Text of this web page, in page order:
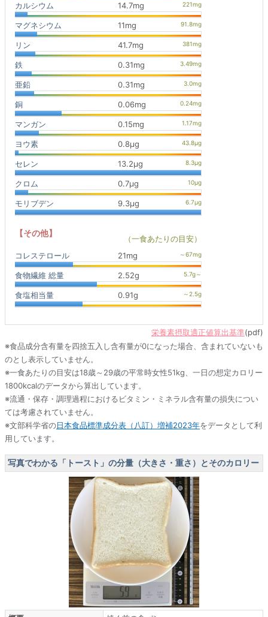
カルシウム 14.7mg
マグネシウム 11mg
リン 41.7mg
鉄 0.31mg
亜鉛 0.31mg
銅 0.06mg
マンガン 0.15mg
ヨウ素 0.8μg
セレン 13.2μg
クロム 0.7μg
モリブデン 9.3μg
【その他】
（一食あたりの目安）
コレステロール
21mg
食物繊維 総量 2.52g
食塩相当量 0.91g
栄養素摂取適正値算出基準(pdf)
※食品成分含有量を四捨五入し含有量が0になった場合、含まれていないも
のとし表示していません。
※一食あたりの目安は18歳～29歳の平常時女性51kg、一日の想定カロリー
1800kcalのデータから算出しています。
※流通・保存・調理過程におけるビタミン・ミネラル含有量の損失につい
ては考慮されていません。
※文部科学省の日本食品標準成分表（八訂）増補2023年をデータとして利
用しています。
写真でわかる「トースト」の分量（大きさ・重さ）とそのカロリー